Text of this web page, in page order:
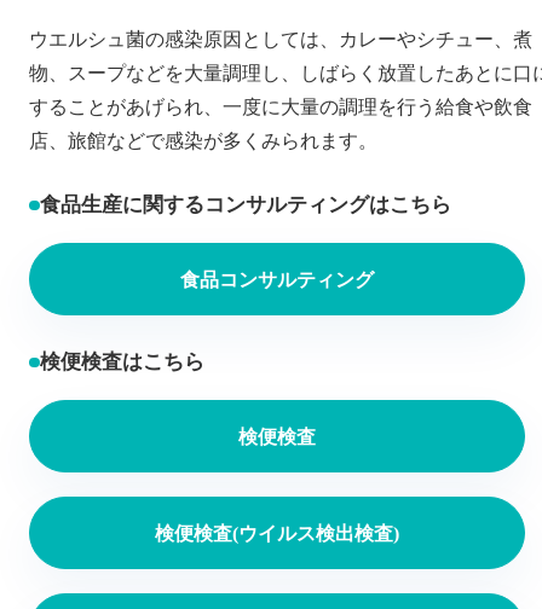
ウエルシュ菌の感染原因としては、カレーやシチュー、煮
物、スープなどを大量調理し、しばらく放置したあとに口
することがあげられ、一度に大量の調理を行う給食や飲食
店、旅館などで感染が多くみられます。
食品生産に関するコンサルティングはこちら
食品コンサルティング
検便検査はこちら
検便検査
検便検査(ウイルス検出検査)